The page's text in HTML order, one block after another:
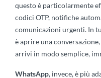
questo è particolarmente
codici OTP, notifiche
comunicazioni urgenti. In
è aprire una
arrivi in modo semplice,
WhatsApp, invece, è più